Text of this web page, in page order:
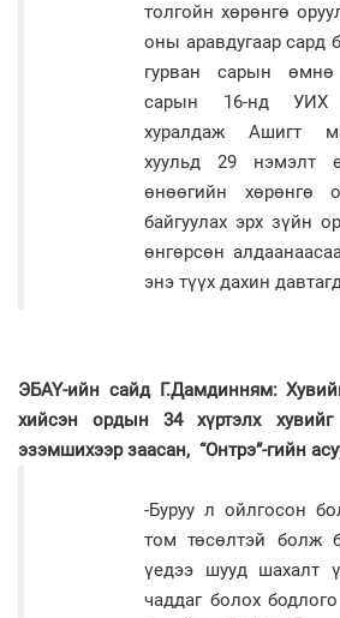
толгойн хөрөнгө
оны аравдугаар сард
гурван сарын өмнө
сарын 16-нд УИХ
хуралдаж Ашигт
хуульд 29 нэмэлт
өнөөгийн хөрөнгө
байгуулах эрх зүйн
өнгөрсөн
энэ түүх дахин
ЭБАҮ-ийн сайд Г.Дамдинням:
хийсэн ордын 34 хүртэлх
эзэмшихээр заасан, “Онтрэ”-гийн
-Буруу л ойлгосон
том төсөлтэй болж
үедээ шууд шахалт
чаддаг болох